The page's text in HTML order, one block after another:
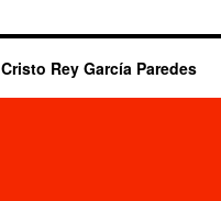
Rey García Paredes